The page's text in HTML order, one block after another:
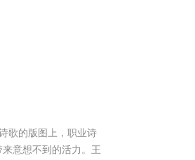
歌的版图上，职业诗
意想不到的活力。王